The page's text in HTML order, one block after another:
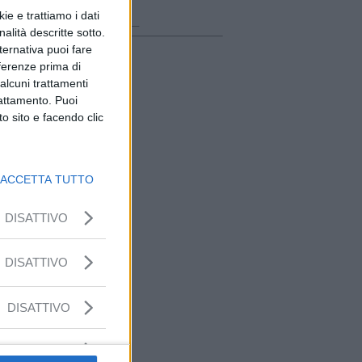
e trattiamo i dati
descritte sotto.
puoi fare
prima di
trattamenti
Puoi
sito e facendo clic
ACCETTA TUTTO
DISATTIVO
DISATTIVO
DISATTIVO
________________